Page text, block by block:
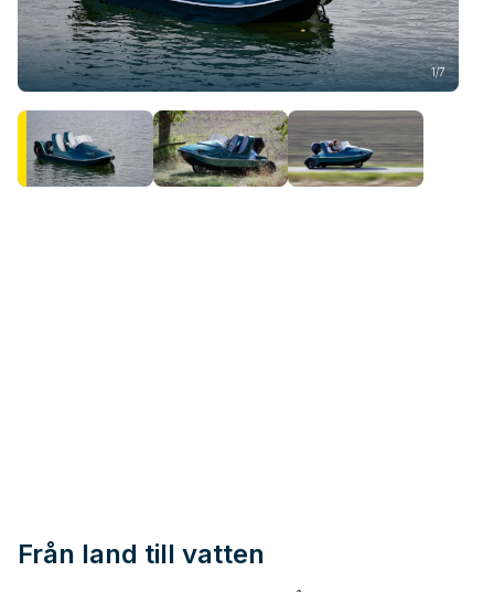
1/7
Från land till vatten